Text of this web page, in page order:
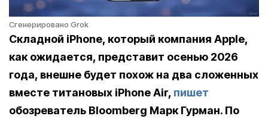
Сгенерировано Grok
Складной iPhone, который компания Apple,
как ожидается, представит осенью 2026
года, внешне будет похож на два сложенных
вместе титановых iPhone Air, пишет
обозреватель Bloomberg Марк Гурман. По